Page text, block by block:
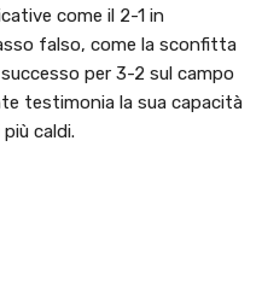
come il 2-1 in
falso, come la sconfitta
per 3-2 sul campo
testimonia la sua capacità
caldi.